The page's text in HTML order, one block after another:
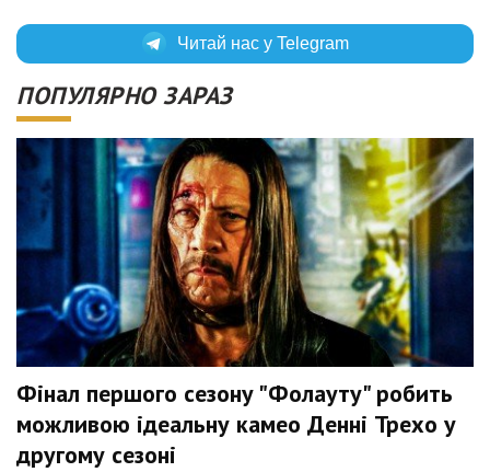
Читай нас у Telegram
ПОПУЛЯРНО ЗАРАЗ
Фінал першого сезону "Фолауту" робить
можливою ідеальну камео Денні Трехо у
другому сезоні